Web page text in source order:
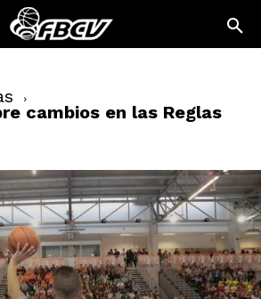
cambios en las Reglas